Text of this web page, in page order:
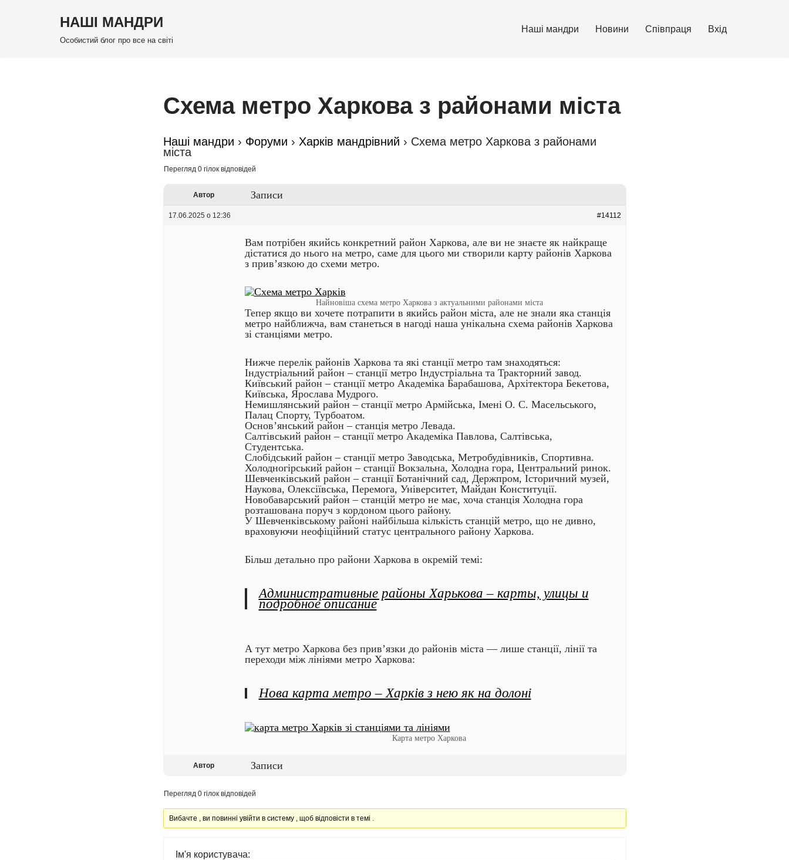
НАШІ МАНДРИ
Особистий блог про все на світі
Наші мандри Новини Співпраця Вхід
Схема метро Харкова з районами міста
Наші мандри › Форуми › Харків мандрівний › Схема метро Харкова з районами
міста
Перегляд 0 гілок відповідей
Автор Записи
17.06.2025 о 12:36 #14112
Вам потрібен якийсь конкретний район Харкова, але ви не знаєте як найкраще
дістатися до нього на метро, саме для цього ми створили карту районів Харкова
з прив’язкою до схеми метро.
Найновіша схема метро Харкова з актуальними районами міста
Тепер якщо ви хочете потрапити в якийсь район міста, але не знали яка станція
метро найближча, вам станеться в нагоді наша унікальна схема районів Харкова
зі станціями метро.
Нижче перелік районів Харкова та які станції метро там знаходяться:
Індустріальний район – станції метро Індустріальна та Тракторний завод.
Київський район – станції метро Академіка Барабашова, Архітектора Бекетова,
Київська, Ярослава Мудрого.
Немишлянський район – станції метро Армійська, Імені О. С. Масельського,
Палац Спорту, Турбоатом.
Основ’янський район – станція метро Левада.
Салтівський район – станції метро Академіка Павлова, Салтівська,
Студентська.
Слобідський район – станції метро Заводська, Метробудівників, Спортивна.
Холодногірський район – станції Вокзальна, Холодна гора, Центральний ринок.
Шевченківський район – станції Ботанічний сад, Держпром, Історичний музей,
Наукова, Олексіївська, Перемога, Університет, Майдан Конституції.
Новобаварський район – станцій метро не має, хоча станція Холодна гора
розташована поруч з кордоном цього району.
У Шевченківському районі найбільша кількість станцій метро, що не дивно,
враховуючи неофіційний статус центрального району Харкова.
Більш детально про райони Харкова в окремій темі:
Административные районы Харькова – карты, улицы и
подробное описание
А тут метро Харкова без прив’язки до районів міста — лише станції, лінії та
переходи між лініями метро Харкова:
Нова карта метро – Харків з нею як на долоні
Карта метро Харкова
Автор Записи
Перегляд 0 гілок відповідей
Вибачте , ви повинні увійти в систему , щоб відповісти в темі .
Ім'я користувача: